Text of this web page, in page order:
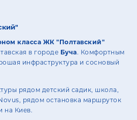
класса ЖК "Полтавский"
в городе Буча. Комфортным
инфраструктура и сосновый
рядом детский садик, школа,
рядом остановка маршруток
на Киев.